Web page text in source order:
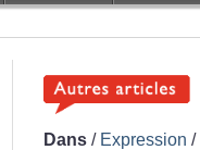
Dans / Expression /